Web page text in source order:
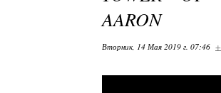
AARON
Вторник, 14 Мая 2019 г. 07:46